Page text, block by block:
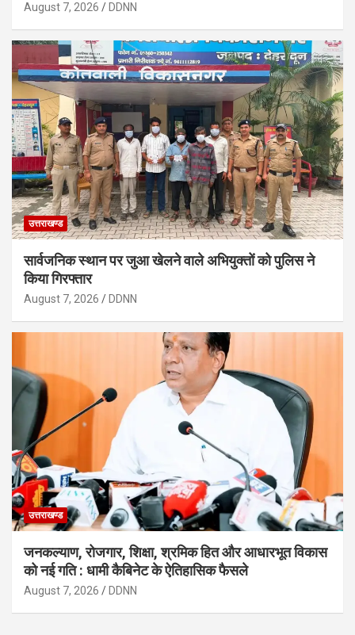
August 7, 2026 DDNN
उत्तराखण्ड
सार्वजनिक स्थान पर जुआ खेलने वाले अभियुक्तों को पुलिस ने
किया गिरफ्तार
August 7, 2026 DDNN
उत्तराखण्ड
जनकल्याण, रोजगार, शिक्षा, श्रमिक हित और आधारभूत विकास
को नई गति : धामी कैबिनेट के ऐतिहासिक फैसले
August 7, 2026 DDNN